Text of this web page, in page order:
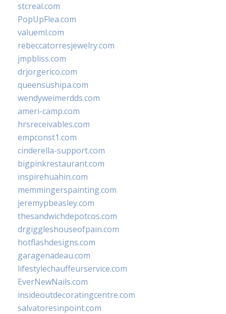
stcreal.com
PopUpFlea.com
valueml.com
rebeccatorresjewelry.com
jmpbliss.com
drjorgerico.com
queensushipa.com
wendyweimerdds.com
ameri-camp.com
hrsreceivables.com
empconst1.com
cinderella-support.com
bigpinkrestaurant.com
inspirehuahin.com
memmingerspainting.com
jeremypbeasley.com
thesandwichdepotcos.com
drgiggleshouseofpain.com
hotflashdesigns.com
garagenadeau.com
lifestylechauffeurservice.com
EverNewNails.com
insideoutdecoratingcentre.com
salvatoresinpoint.com